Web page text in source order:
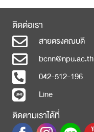
ติดต่อเรา
สายตรงคณบดี
bcnn@npu.ac.th
042-512-196
Line
ติดตามเราได้ที่